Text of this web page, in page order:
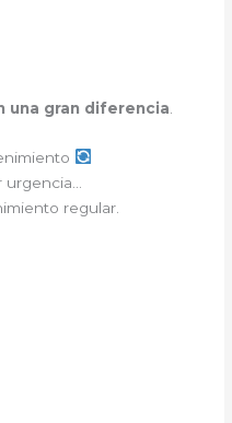
una gran diferencia
regular.